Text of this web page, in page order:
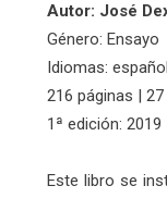
Autor: José
Género: Ensayo
Idiomas:
216 páginas |
1ª edición:
Este libro se